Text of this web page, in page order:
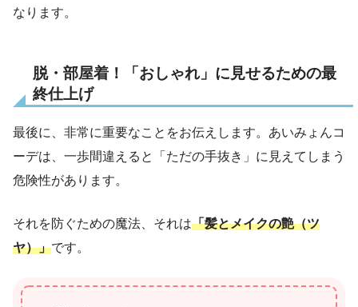
なります。
脱・部屋着！「おしゃれ」に見せるための最
終仕上げ
最後に、非常に重要なことをお伝えします。あいみょんコ
ーデは、一歩間違えると「ただの手抜き」に見えてしまう
危険性があります。
それを防ぐための魔法、それは「髪とメイクの艶（ツ
ヤ）」です。